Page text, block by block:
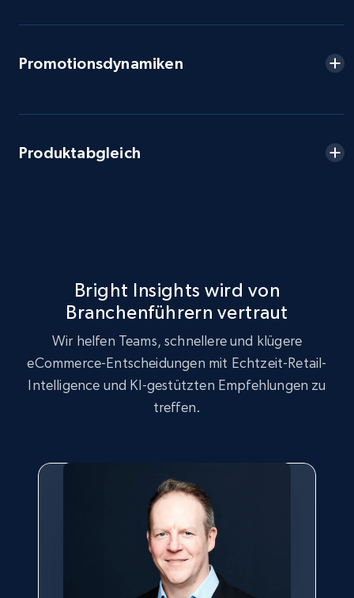
URL, Product id, Title, Seller name, Seller rating,
more.
200+ Jetzt anfangen
Google Shopping - collects products from
Promotionsdynamiken
Produktabgleich
Bright Insights wird von
Branchenführern vertraut
Wir helfen Teams, schnellere und klügere
eCommerce-Entscheidungen mit Echtzeit-Retail-
Intelligence und KI-gestützten Empfehlungen zu
treffen.